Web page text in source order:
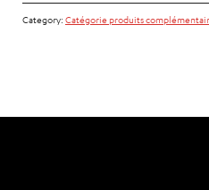
Category: Catégorie produits